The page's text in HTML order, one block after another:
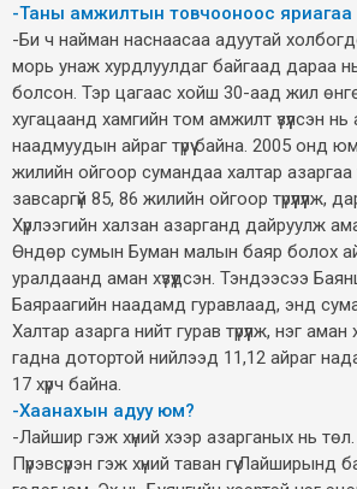
-Таны амжилтын товчооноос яриагаа
-Би ч найман наснаасаа адуутай
морь унаж хурдлуулдаг байгаад дараа
болсон. Тэр цагаас хойш 30-аад жил
хугацаанд хамгийн том амжилт үзүүлсэн нь
наадмуудын айраг түрүү байна. 2005 онд
жилийн ойгоор сумандаа халтар азаргаа
завсаргүй 85, 86 жилийн ойгоор түрүүлүүлж,
Хүрлээгийн халзан азарганд дайруулж
Өндөр сумын Буман малын баяр болох
уралдаанд аман хүзүүдсэн. Тэндээсээ
Баяраагийн наадамд гуравлаад, энд
Халтар азарга нийт гурав түрүүлж, нэг аман
гадна дотортой нийлээд 11,12 айраг
17 хүрч байна.
-Хаанахын адуу юм?
-Лайшир гэж хүний хээр азарганых нь
Пүрэвсүрэн гэж хүний таван гүү Лайширынд